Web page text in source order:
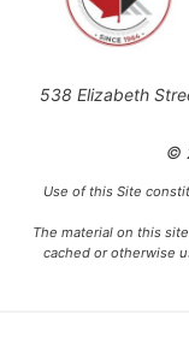
538 Elizabeth
©
Use of this Site
The material on this
cached or otherwise